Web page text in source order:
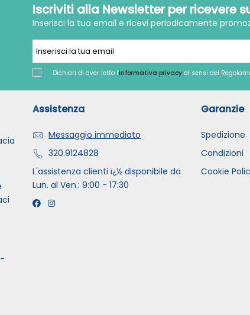
Iscriviti alla Newsletter per ricevere
Inserisci la tua email e ricevi periodicamente
Dichiari di aver letto l'informativa privacy ai sensi del
Assistenza
Messaggio immediato
320.9124828
L'assistenza clienti ï¿½ disponibile da
Lun. al Ven.: 9:00 - 17:30
Garanzie
Spedizione
Condizioni
Cookie